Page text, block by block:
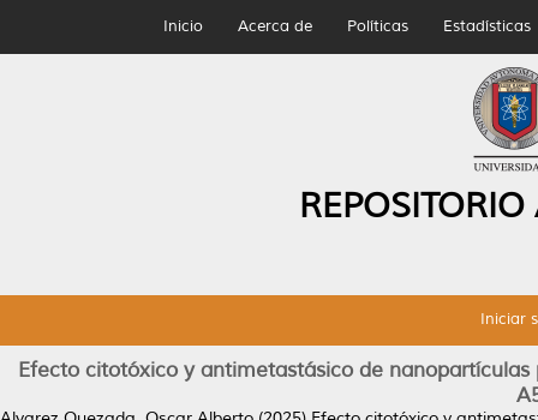
Inicio Acerca de Políticas Estadísticas
Iniciar
Efecto citotóxico y antimetastásico de